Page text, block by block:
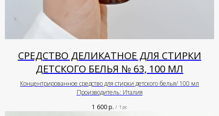
СРЕДСТВО ДЕЛИКАТНОЕ ДЛЯ СТИРКИ
ДЕТСКОГО БЕЛЬЯ № 63, 100 МЛ
Концентрированное средство для стирки детского белья/ 100 мл
Производитель: Италия
1 600р. / 1 pc